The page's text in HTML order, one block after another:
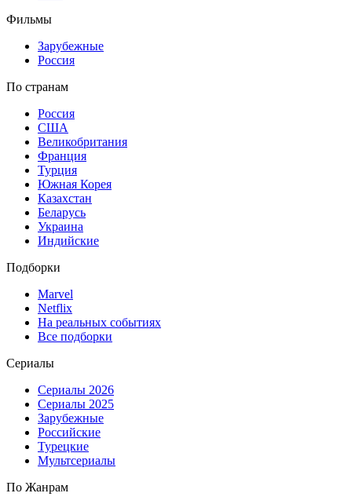
Фильмы
Зарубежные
Россия
По странам
Россия
США
Великобритания
Франция
Турция
Южная Корея
Казахстан
Беларусь
Украина
Индийские
Подборки
Marvel
Netflix
На реальных событиях
Все подборки
Сериалы
Сериалы 2026
Сериалы 2025
Зарубежные
Российские
Турецкие
Мультсериалы
По Жанрам